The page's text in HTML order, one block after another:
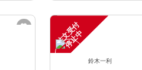
注
文
受
付
停
止
中
鈴木一利